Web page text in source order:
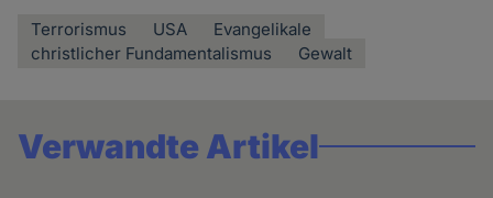
Terrorismus USA
Evangelikale
christlicher Fundamentalismus
Gewalt
Verwandte Artikel